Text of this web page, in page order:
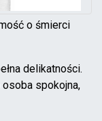
o śmierci
delikatności.
spokojna,